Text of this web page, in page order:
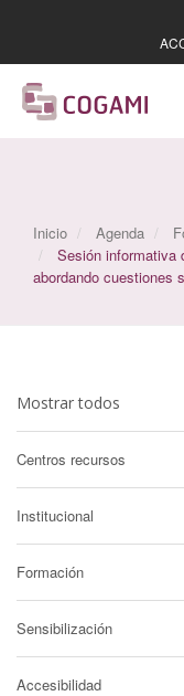
Inicio Agenda
Sesión informativa
abordando cuestiones
Mostrar todos
Centros recursos
Institucional
Formación
Sensibilización
Accesibilidad